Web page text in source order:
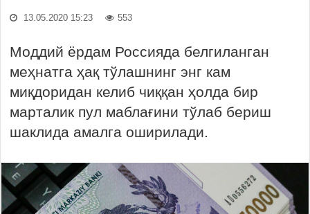
13.05.2020 15:23 553
Моддий ёрдам Россияда белгиланган
меҳнатга ҳақ тўлашнинг энг кам
миқдоридан келиб чиққан ҳолда бир
марталик пул маблағини тўлаб бериш
шаклида амалга оширилади.